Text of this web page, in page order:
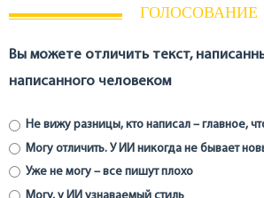
ГОЛОСОВАНИЕ
Вы можете отличить текст,
написанного человеком
Не вижу разницы, кто написал – главное,
Могу отличить. У ИИ никогда не бывает
Уже не могу – все пишут плохо